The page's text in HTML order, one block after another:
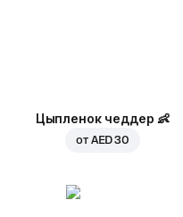
Цыпленок чеддер 👶
от AED 30